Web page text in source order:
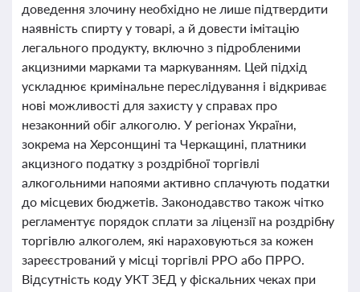
доведення злочину необхідно не лише підтвердити
наявність спирту у товарі, а й довести імітацію
легального продукту, включно з підробленими
акцизними марками та маркуванням. Цей підхід
ускладнює кримінальне переслідування і відкриває
нові можливості для захисту у справах про
незаконний обіг алкоголю. У регіонах України,
зокрема на Херсонщині та Черкащині, платники
акцизного податку з роздрібної торгівлі
алкогольними напоями активно сплачують податки
до місцевих бюджетів. Законодавство також чітко
регламентує порядок сплати за ліцензії на роздрібну
торгівлю алкоголем, які нараховуються за кожен
зареєстрований у місці торгівлі РРО або ПРРО.
Відсутність коду УКТ ЗЕД у фіскальних чеках при